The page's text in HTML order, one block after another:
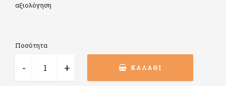
αξιολόγηση
Ποσότητα
ΚΑΛΆΘΙ